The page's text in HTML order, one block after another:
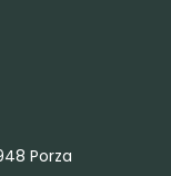
Porza